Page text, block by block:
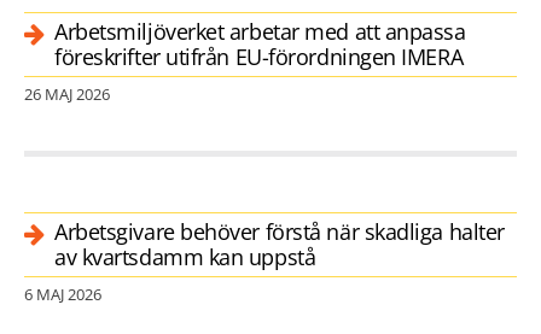
Arbetsmiljöverket arbetar med att anpassa
föreskrifter utifrån EU-förordningen IMERA
26 MAJ 2026
Arbetsgivare behöver förstå när skadliga halter
av kvartsdamm kan uppstå
6 MAJ 2026